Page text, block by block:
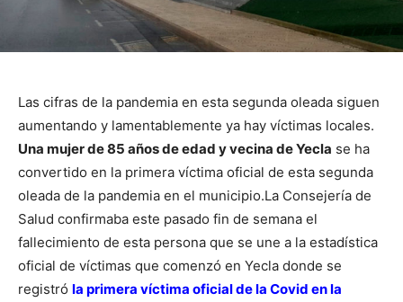
Las cifras de la pandemia en esta segunda oleada siguen
aumentando y lamentablemente ya hay víctimas locales.
Una mujer de 85 años de edad y vecina de Yecla se ha
convertido en la primera víctima oficial de esta segunda
oleada de la pandemia en el municipio.La Consejería de
Salud confirmaba este pasado fin de semana el
fallecimiento de esta persona que se une a la estadística
oficial de víctimas que comenzó en Yecla donde se
registró la primera víctima oficial de la Covid en la